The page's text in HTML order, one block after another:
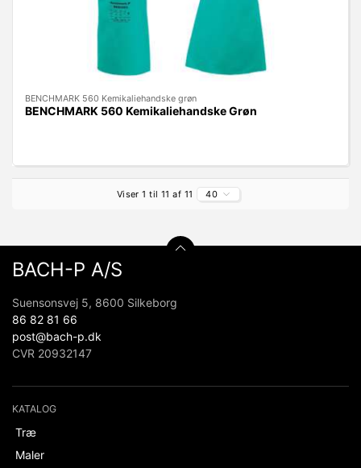
BENCHMARK 560 Kemikaliehandske grøn
BENCHMARK 560 Kemikaliehandske Grøn
Viser 1 til 11 af 11 40
BACH-P A/S
Suensonsvej 5, 8600 Silkeborg
86 82 81 66
post@bach-p.dk
CVR 20932147
KATALOG
Træ
Maler